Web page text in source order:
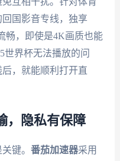
国影音专线，独享
畅，即使是4K画质也能
界杯无法播放的问
，就能顺利打开直
，隐私有保障
键。 番茄加速器采用